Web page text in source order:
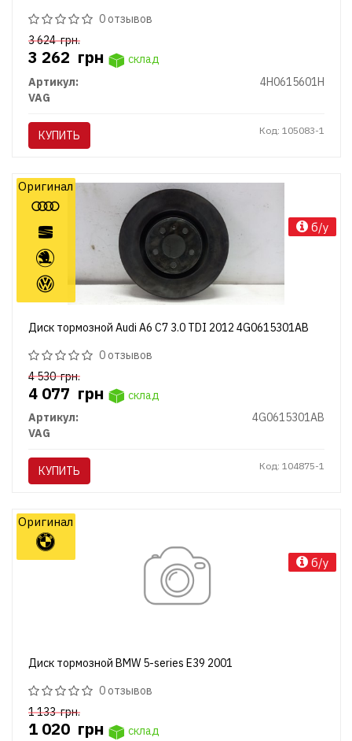
0 отзывов
3 624грн.
3 262 грн
склад
Артикул:
4H0615601H
VAG
КУПИТЬ Код: 105083-1
Диск тормозной Audi A6 C7 3.0 TDI 2012 4G0615301AB
0 отзывов
4 530грн.
4 077 грн
склад
Артикул:
4G0615301AB
VAG
КУПИТЬ Код: 104875-1
Оригинал
б/у
Диск тормозной BMW 5-series E39 2001
0 отзывов
1 133грн.
1 020 грн
склад
Оригинал
б/у